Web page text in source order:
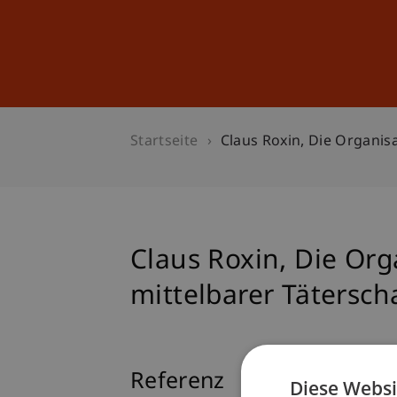
Startseite Claus Roxin, Die
Claus Roxin, Die
mittelbarer
Referenz Diese